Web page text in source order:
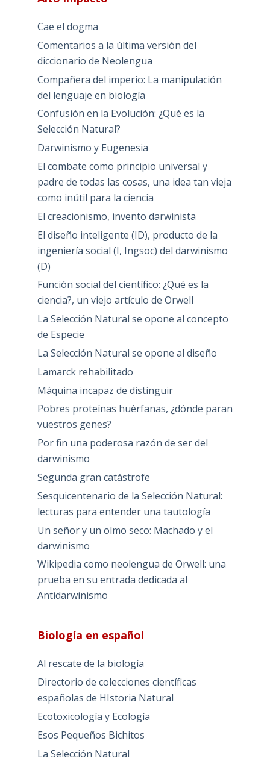
Cae el dogma
Comentarios a la última versión del
diccionario de Neolengua
Compañera del imperio: La manipulación
del lenguaje en biología
Confusión en la Evolución: ¿Qué es la
Selección Natural?
Darwinismo y Eugenesia
El combate como principio universal y
padre de todas las cosas, una idea tan vieja
como inútil para la ciencia
El creacionismo, invento darwinista
El diseño inteligente (ID), producto de la
ingeniería social (I, Ingsoc) del darwinismo
(D)
Función social del científico: ¿Qué es la
ciencia?, un viejo artículo de Orwell
La Selección Natural se opone al concepto
de Especie
La Selección Natural se opone al diseño
Lamarck rehabilitado
Máquina incapaz de distinguir
Pobres proteínas huérfanas, ¿dónde paran
vuestros genes?
Por fin una poderosa razón de ser del
darwinismo
Segunda gran catástrofe
Sesquicentenario de la Selección Natural:
lecturas para entender una tautología
Un señor y un olmo seco: Machado y el
darwinismo
Wikipedia como neolengua de Orwell: una
prueba en su entrada dedicada al
Antidarwinismo
Biología en español
Al rescate de la biología
Directorio de colecciones científicas
españolas de HIstoria Natural
Ecotoxicología y Ecología
Esos Pequeños Bichitos
La Selección Natural